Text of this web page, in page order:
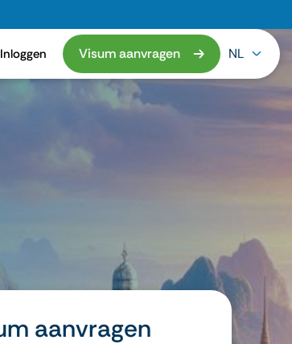
Inloggen Visum aanvragen NL
aanvragen